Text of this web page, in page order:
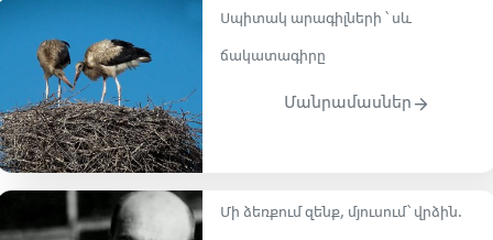
Սպիտակ արագիլների ՝ սև
ճակատագիրը
Մանրամասներ
Մի ձեռքում զենք, մյուսում՝ վրձին.